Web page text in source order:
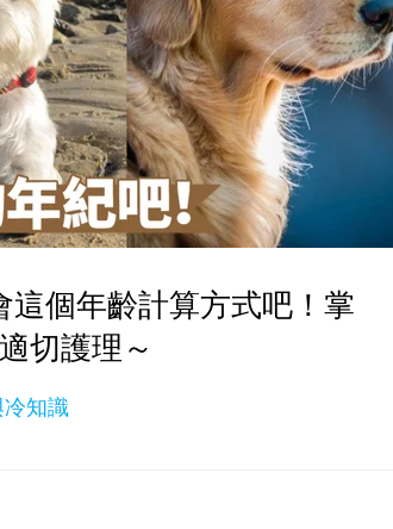
個年齡計算方式吧！掌
切護理～
知識